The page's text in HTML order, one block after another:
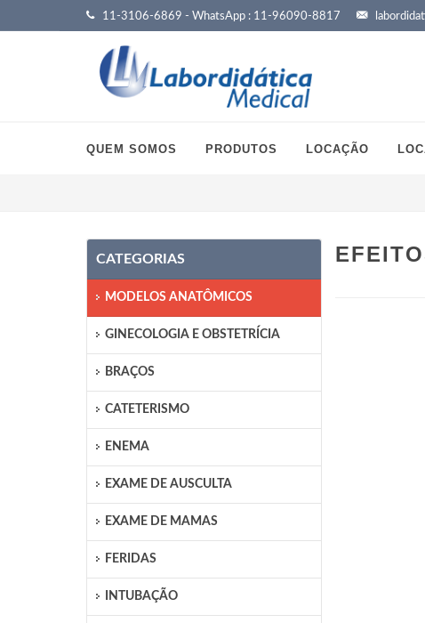
11-3106-6869 - WhatsApp : 11-96090-8817
QUEM SOMOS PRODUTOS LOCAÇÃO
CATEGORIAS
MODELOS ANATÔMICOS
GINECOLOGIA E OBSTETRÍCIA
BRAÇOS
CATETERISMO
ENEMA
EXAME DE AUSCULTA
EXAME DE MAMAS
FERIDAS
INTUBAÇÃO